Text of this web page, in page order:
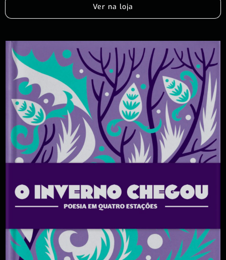
Ver na loja